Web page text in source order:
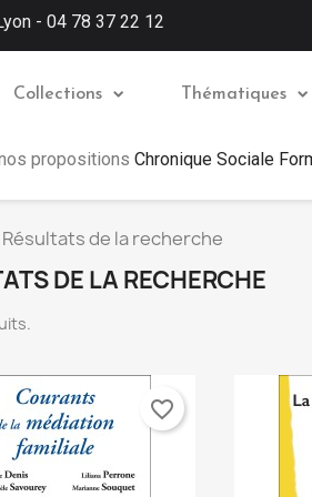
- 04 78 37 22 12
Collections Thématiques
propositions Chronique Sociale
Résultats de la recherche
DE LA RECHERCHE
favorite_border